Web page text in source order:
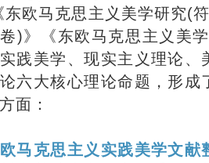
东欧马克思主义美学研究(
)》《东欧马克思主义美
践美学、现实主义理论
六大核心理论命题，形
面：
马克思主义实践美学文献